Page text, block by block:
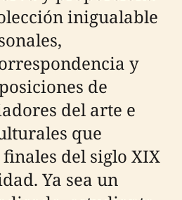
inigualable
y
de
del arte e
que
del siglo XIX
Ya sea un